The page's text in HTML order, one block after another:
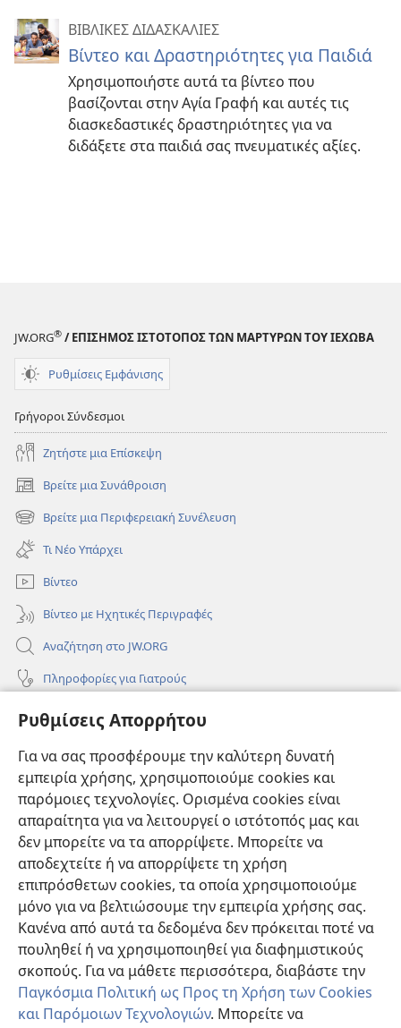
Ρυθμίσεις Απορρήτου
Για να σας προσφέρουμε την καλύτερη δυνατή
εμπειρία χρήσης, χρησιμοποιούμε cookies και
παρόμοιες τεχνολογίες. Ορισμένα cookies είναι
απαραίτητα για να λειτουργεί ο ιστότοπός μας και
δεν μπορείτε να τα απορρίψετε. Μπορείτε να
αποδεχτείτε ή να απορρίψετε τη χρήση
επιπρόσθετων cookies, τα οποία χρησιμοποιούμε
μόνο για να βελτιώσουμε την εμπειρία χρήσης σας.
Κανένα από αυτά τα δεδομένα δεν πρόκειται ποτέ να
πουληθεί ή να χρησιμοποιηθεί για διαφημιστικούς
σκοπούς. Για να μάθετε περισσότερα, διαβάστε την
Παγκόσμια Πολιτική ως Προς τη Χρήση των Cookies
και Παρόμοιων Τεχνολογιών. Μπορείτε να
ΒΙΒΛΙΚΕΣ ΔΙΔΑΣΚΑΛΙΕΣ
Βίντεο και Δραστηριότητες για Παιδιά
Χρησιμοποιήστε αυτά τα βίντεο που
βασίζονται στην Αγία Γραφή και αυτές τις
διασκεδαστικές δραστηριότητες για να
διδάξετε στα παιδιά σας πνευματικές αξίες.
JW.ORG® / ΕΠΙΣΗΜΟΣ ΙΣΤΟΤΟΠΟΣ ΤΩΝ ΜΑΡΤΥΡΩΝ ΤΟΥ ΙΕΧΩΒΑ
Ρυθμίσεις Εμφάνισης
Γρήγοροι Σύνδεσμοι
Ζητήστε μια Επίσκεψη
Βρείτε μια Συνάθροιση
(ανοίγει
νέο
παράθυρο)
Βρείτε μια Περιφερειακή Συνέλευση
(ανοίγει
νέο
παράθυρο)
Τι Νέο Υπάρχει
Βίντεο
Βίντεο με Ηχητικές Περιγραφές
Αναζήτηση στο JW.ORG
Πληροφορίες για Γιατρούς
Πληροφορίες για Επίσημους Φορείς και ΜΜΕ
Συνεισφορές
(ανοίγει
παράθυρο)ΔΙΑΔΙΚΤΥΑΚΗ ΒΙΒΛΙΟΘΗΚΗ της Σκοπιάς™
(ανοίγει
νέο
παράθυρο)
JW Hub ®
(ανοίγει
νέο
παράθυρο)JW Library®
Βιβλιοθήκη της Σκοπιάς